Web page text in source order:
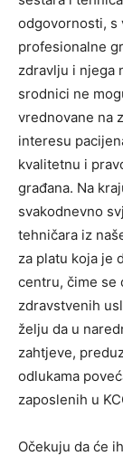
odgovornosti, s
profesionalne
zdravlju i njega
srodnici ne
vrednovane na
interesu
kvalitetnu i
građana. Na
svakodnevno
tehničara iz
za platu koja je
centru, čime se
zdravstvenih
želju da u
zahtjeve,
odlukama
zaposlenih u
Očekuju da će